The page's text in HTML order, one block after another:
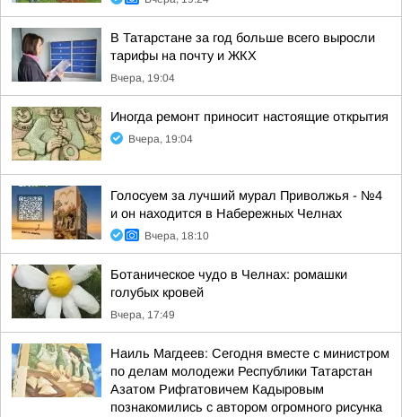
В Татарстане за год больше всего выросли
тарифы на почту и ЖКХ
Вчера, 19:04
Иногда ремонт приносит настоящие открытия
Вчера, 19:04
Голосуем за лучший мурал Приволжья - №4
и он находится в Набережных Челнах
Вчера, 18:10
Ботаническое чудо в Челнах: ромашки
голубых кровей
Вчера, 17:49
Наиль Магдеев: Сегодня вместе с министром
по делам молодежи Республики Татарстан
Азатом Рифгатовичем Кадыровым
познакомились с автором огромного рисунка